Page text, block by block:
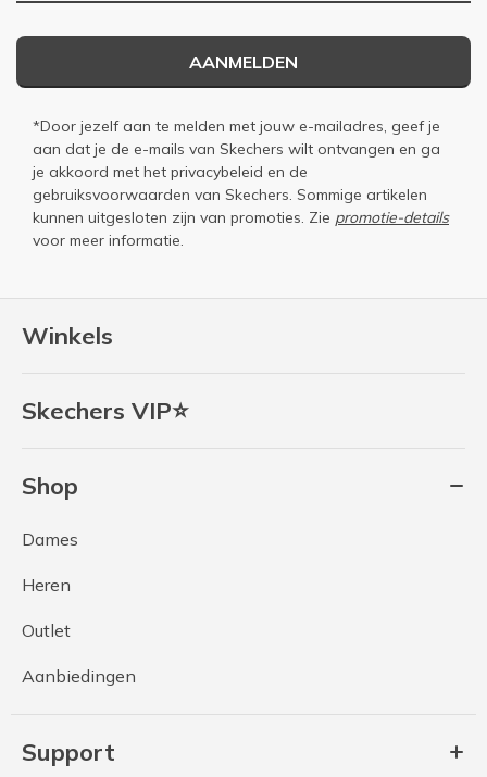
Winkels
Skechers VIP⭐
Shop
Dames
Heren
Outlet
Aanbiedingen
Support
AANMELDEN
*Door jezelf aan te melden met jouw e-mailadres, geef je
aan dat je de e-mails van Skechers wilt ontvangen en ga
je akkoord met het privacybeleid en de
gebruiksvoorwaarden van Skechers. Sommige artikelen
kunnen uitgesloten zijn van promoties. Zie promotie-details
voor meer informatie.